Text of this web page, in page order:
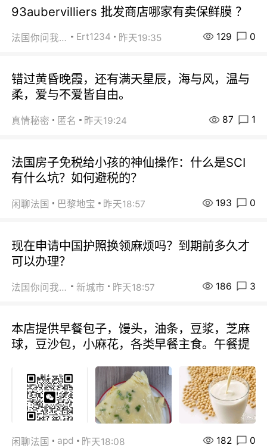
93aubervilliers 批发商店哪家有卖保鲜膜 ？
法国你问我答 Ert1234 昨天19:35 129 0
错过黄昏晚霞，还有满天星辰，海与风，温与
柔，爱与不爱皆自由。
真情秘密 匿名 昨天19:24 87 1
法国房子免税给小孩的神仙操作：什么是SCI
有什么坑？如何避税的？
闲聊法国 巴黎地宝 昨天18:57 193 0
现在申请中国护照换领麻烦吗？到期前多久才
可以办理？
法国你问我答 新城市 昨天18:57 186 3
本店提供早餐包子，馒头，油条，豆浆，芝麻
球，豆沙包，小麻花，各类早餐主食。午餐提
闲聊法国 apd 昨天18:08 182 0